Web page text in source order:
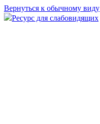
Вернуться к обычному виду
Ресурс для слабовидящих